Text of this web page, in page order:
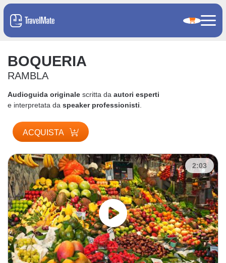
BOQUERIA
RAMBLA
Audioguida originale scritta da autori esperti
e interpretata da speaker professionisti
ACQUISTA
2:03